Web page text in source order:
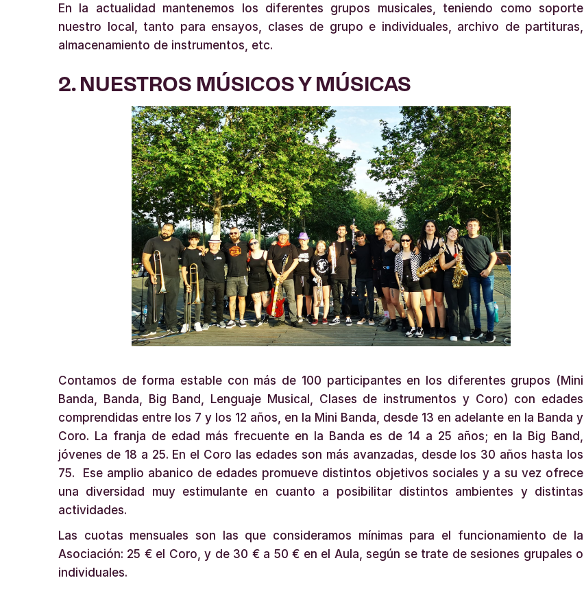
En la actualidad mantenemos los diferentes grupos musicales, teniendo como soporte
nuestro local, tanto para ensayos, clases de grupo e individuales, archivo de partituras,
almacenamiento de instrumentos, etc.
2. NUESTROS MÚSICOS Y MÚSICAS
Contamos de forma estable con más de 100 participantes en los diferentes grupos (Mini
Banda, Banda, Big Band, Lenguaje Musical, Clases de instrumentos y Coro) con edades
comprendidas entre los 7 y los 12 años, en la Mini Banda, desde 13 en adelante en la Banda y
Coro. La franja de edad más frecuente en la Banda es de 14 a 25 años; en la Big Band,
jóvenes de 18 a 25. En el Coro las edades son más avanzadas, desde los 30 años hasta los
75. Ese amplio abanico de edades promueve distintos objetivos sociales y a su vez ofrece
una diversidad muy estimulante en cuanto a posibilitar distintos ambientes y distintas
actividades.
Las cuotas mensuales son las que consideramos mínimas para el funcionamiento de la
Asociación: 25 € el Coro, y de 30 € a 50 € en el Aula, según se trate de sesiones grupales o
individuales.